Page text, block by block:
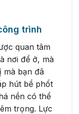
trình
quan tâm
nơi để ở, mà
mà bạn đã
hút bể phốt
nền có thể
trọng. Lực